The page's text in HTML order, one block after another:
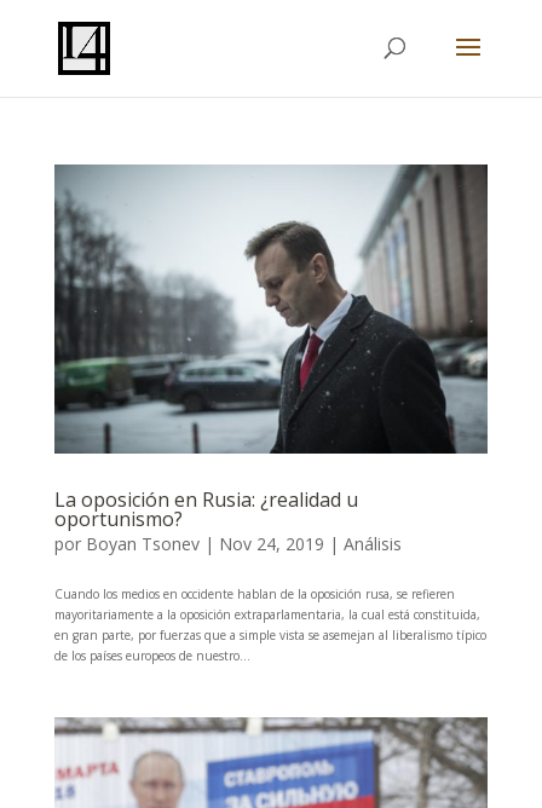
La oposición en Rusia: ¿realidad u
oportunismo?
por Boyan Tsonev| Nov 24, 2019 | Análisis
Cuando los medios en occidente hablan de la oposición rusa, se refieren
mayoritariamente a la oposición extraparlamentaria, la cual está constituida,
en gran parte, por fuerzas que a simple vista se asemejan al liberalismo típico
de los países europeos de nuestro...